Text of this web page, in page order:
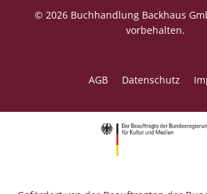
© 2026 Buchhandlung Backhaus
vorbehalten.
AGB Datenschutz